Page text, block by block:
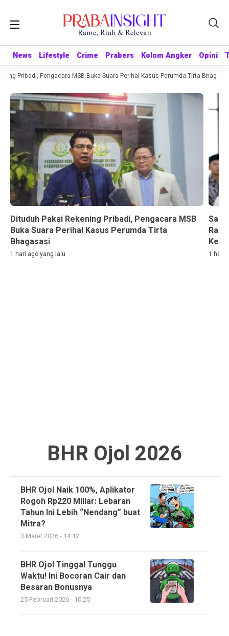
News Lifestyle Crime Prabers Kolom Angker Opini
News Lifestyle Crime Prabers Kolom Angker Opini
Pribadi, Pengacara MSB Buka Suara Perihal Kasus Perumda Tirta Bhagasasi
Dituduh Pakai Rekening Pribadi, Pengacara MSB
Buka Suara Perihal Kasus Perumda Tirta
Bhagasasi
1 hari ago yang lalu 1 hari
BHR Ojol 2026
BHR Ojol Naik 100%, Aplikator
Rogoh Rp220 Miliar: Lebaran
Tahun Ini Lebih “Nendang” buat
Mitra?
3 Maret 2026 - 14:12
BHR Ojol Tinggal Tunggu
Waktu! Ini Bocoran Cair dan
Besaran Bonusnya
25 Februari 2026 - 10:25